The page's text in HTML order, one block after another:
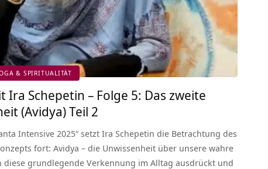
& SPIRITUALITÄT
Schepetin – Folge 5: Das zweite
(Avidya) Teil 2
Intensive 2025“ setzt Ira Schepetin die Betrachtung des
fort: Avidya – die Unwissenheit über unsere wahre
diese grundlegende Verkennung im Alltag ausdrückt und